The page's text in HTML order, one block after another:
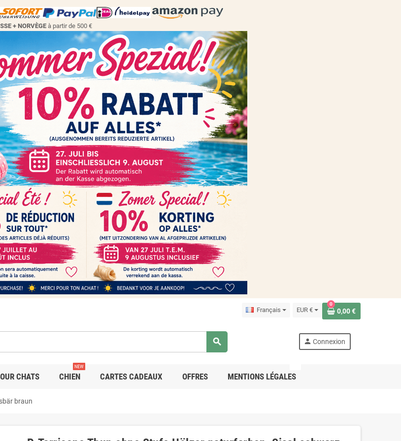
+ NORVÈGE à partir de 500 €
Français EUR €
0
0,00 €
search person Connexion
CHATS CHIEN
NEW
CARTES CADEAUX OFFRES MENTIONS LÉGALES
braun